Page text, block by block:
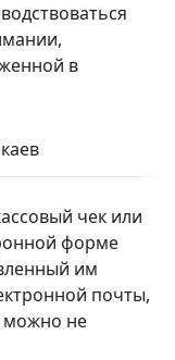
в
чек или
форме
им
почты,
можно не